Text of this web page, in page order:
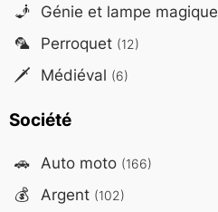
🧞 Génie et lampe magique
🦜 Perroquet (12)
🗡️ Médiéval (6)
Société
🚗 Auto moto (166)
💰 Argent (102)